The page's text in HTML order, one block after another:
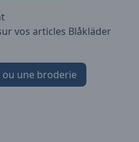
vos articles Blåkläder
une broderie